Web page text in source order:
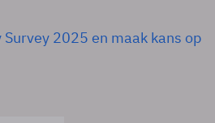
Survey 2025 en maak kans op